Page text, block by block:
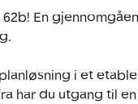
En
i et
har du utgang til